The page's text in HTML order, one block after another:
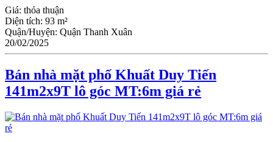
Giá: thỏa thuận
Diện tích: 93 m²
Quận/Huyện: Quận Thanh Xuân
20/02/2025
Bán nhà mặt phố Khuất Duy Tiến
141m2x9T lô góc MT:6m giá rẻ